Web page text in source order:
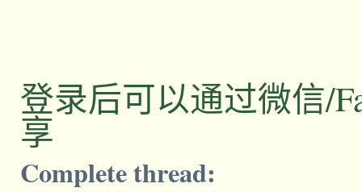
登录后可以通过微信/
享
Complete thread: